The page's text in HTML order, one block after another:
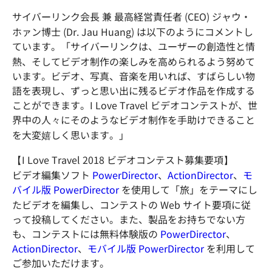
サイバーリンク会長 兼 最高経営責任者 (CEO) ジャウ・
ホァン博士 (Dr. Jau Huang) は以下のようにコメントし
ています。「サイバーリンクは、ユーザーの創造性と情
熱、そしてビデオ制作の楽しみを高められるよう努めて
います。ビデオ、写真、音楽を用いれば、すばらしい物
語を表現し、ずっと思い出に残るビデオ作品を作成する
ことができます。I Love Travel ビデオコンテストが、世
界中の人々にそのようなビデオ制作を手助けできること
を大変嬉しく思います。」
【I Love Travel 2018 ビデオコンテスト募集要項】
ビデオ編集ソフト PowerDirector、 ActionDirector、 モ
バイル版 PowerDirectorを使用して「旅」をテーマにし
たビデオを編集し、コンテストの Web サイト要項に従
って投稿してください。また、製品をお持ちでない方
も、コンテストには無料体験版の PowerDirector、
ActionDirector、 モバイル版 PowerDirectorを利用して
ご参加いただけます。